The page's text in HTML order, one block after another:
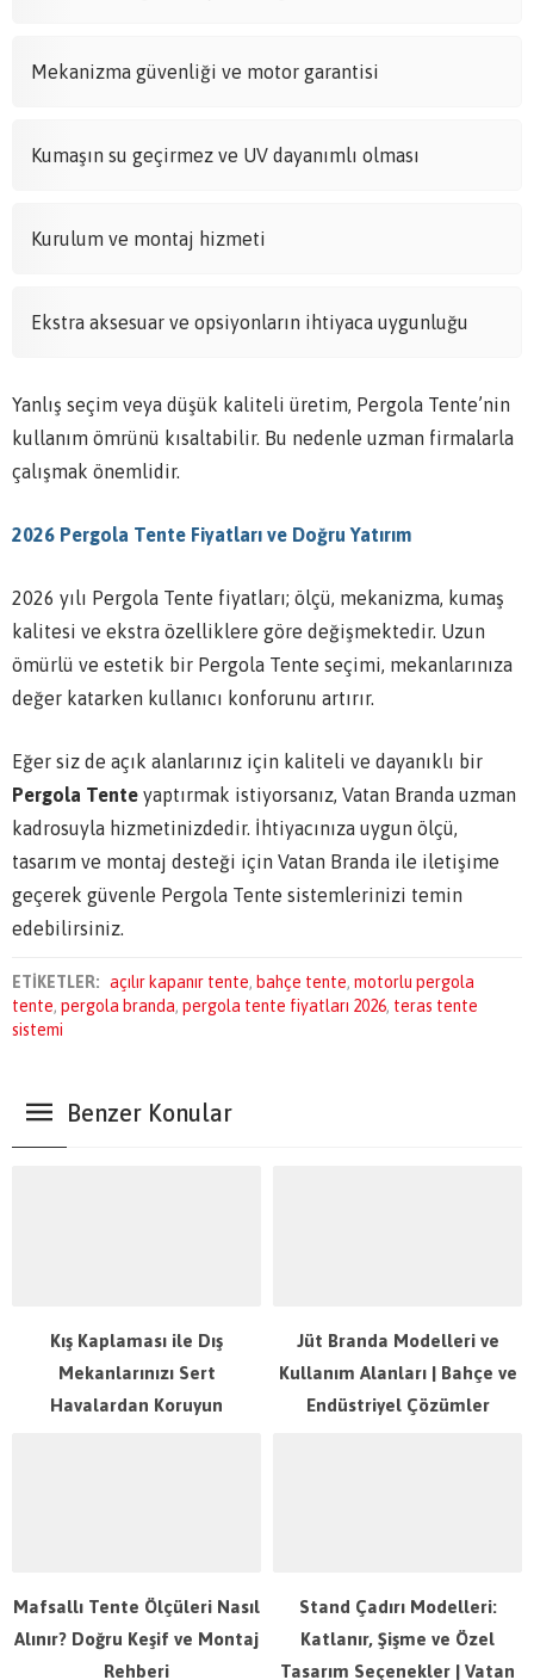
Mekanizma güvenliği ve motor garantisi
Kumaşın su geçirmez ve UV dayanımlı olması
Kurulum ve montaj hizmeti
Ekstra aksesuar ve opsiyonların ihtiyaca uygunluğu
Yanlış seçim veya düşük kaliteli üretim, Pergola Tente’nin
kullanım ömrünü kısaltabilir. Bu nedenle uzman firmalarla
çalışmak önemlidir.
2026 Pergola Tente Fiyatları ve Doğru Yatırım
2026 yılı Pergola Tente fiyatları; ölçü, mekanizma, kumaş
kalitesi ve ekstra özelliklere göre değişmektedir. Uzun
ömürlü ve estetik bir Pergola Tente seçimi, mekanlarınıza
değer katarken kullanıcı konforunu artırır.
Eğer siz de açık alanlarınız için kaliteli ve dayanıklı bir
Pergola Tente yaptırmak istiyorsanız, Vatan Branda uzman
kadrosuyla hizmetinizdedir. İhtiyacınıza uygun ölçü,
tasarım ve montaj desteği için Vatan Branda ile iletişime
geçerek güvenle Pergola Tente sistemlerinizi temin
edebilirsiniz.
ETİKETLER: açılır kapanır tente, bahçe tente, motorlu pergola
tente, pergola branda, pergola tente fiyatları 2026, teras tente
sistemi
Benzer Konular
Kış Kaplaması ile Dış
Mekanlarınızı Sert
Havalardan Koruyun
Jüt Branda Modelleri ve
Kullanım Alanları | Bahçe ve
Endüstriyel Çözümler
Mafsallı Tente Ölçüleri Nasıl
Alınır? Doğru Keşif ve Montaj
Rehberi
Stand Çadırı Modelleri:
Katlanır, Şişme ve Özel
Tasarım Seçenekler | Vatan